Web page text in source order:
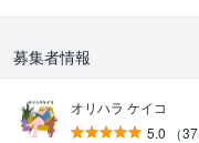
募集者情報
オリハラ ケイコ
5.0
（37